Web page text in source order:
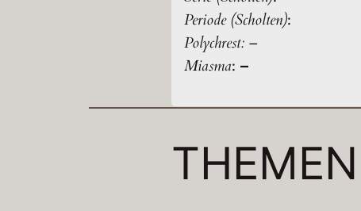
Periode (Scholten):
Polychrest: –
Miasma: –
THEMEN